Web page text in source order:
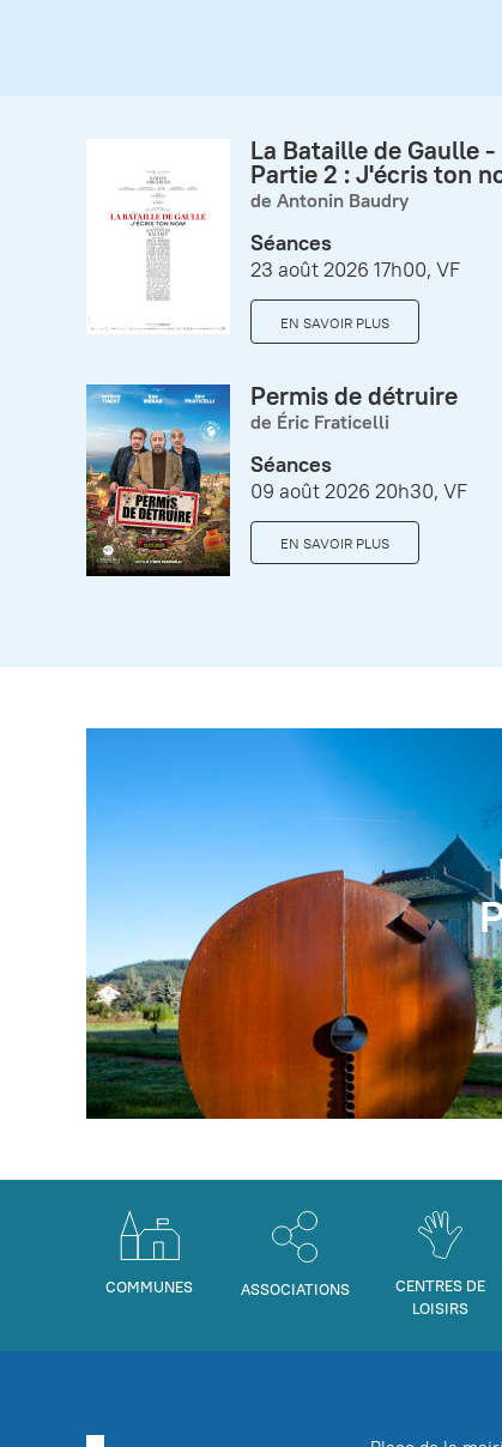
La Bataille de Gaulle -
Partie 2 : J'écris ton
de Antonin Baudry
Séances
23 août 2026 17h00, VF
EN SAVOIR PLUS
Permis de détruire
de Éric Fraticelli
Séances
09 août 2026 20h30, VF
EN SAVOIR PLUS
COMMUNES ASSOCIATIONS
CENTRES DE
LOISIRS